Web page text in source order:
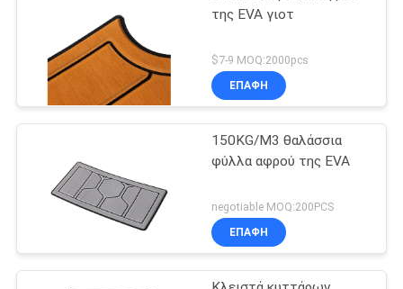
της EVA γιοτ
$7-9 MOQ:2000pcs
ΕΠΑΦΉ
150KG/M3 θαλάσσια
φύλλα αφρού της EVA
negotiable MOQ:200PCS
ΕΠΑΦΉ